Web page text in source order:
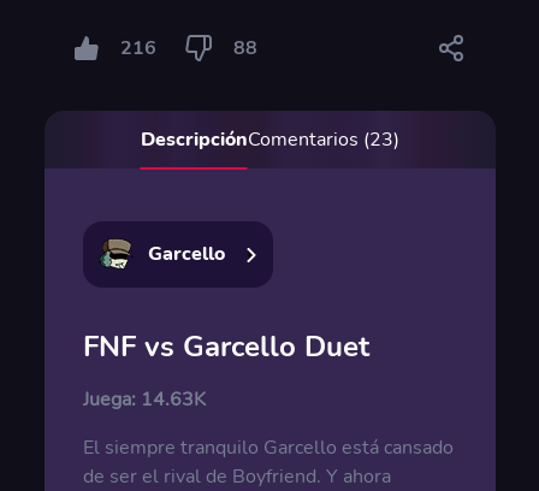
216 88
DescripciónComentarios (23)
Garcello
FNF vs Garcello Duet
Juega: 14.63K
El siempre tranquilo Garcello está cansado
de ser el rival de Boyfriend. Y ahora